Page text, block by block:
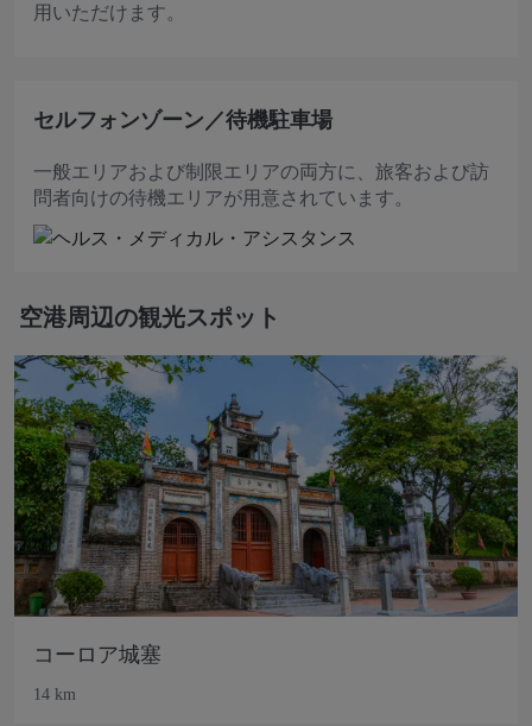
用いただけます。
セルフォンゾーン／待機駐車場
一般エリアおよび制限エリアの両方に、旅客および訪
問者向けの待機エリアが用意されています。
空港周辺の観光スポット
コーロア城塞
14 km